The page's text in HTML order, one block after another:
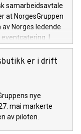
samarbeidsavtale
at NorgesGruppen
Norges ledende
I
med lik
satsing innen
er i drift
nye
mai markerte
av piloten.